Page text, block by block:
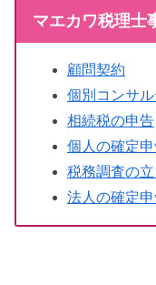
マエカワ税理士
顧問契約
個別コンサ
相続税の申告
個人の確定
税務調査の
法人の確定申